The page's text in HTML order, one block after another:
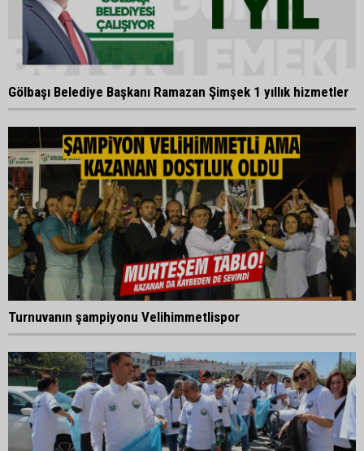
Gölbaşı Belediye Başkanı Ramazan Şimşek 1 yıllık hizmetler
Turnuvanın şampiyonu Velihimmetlispor